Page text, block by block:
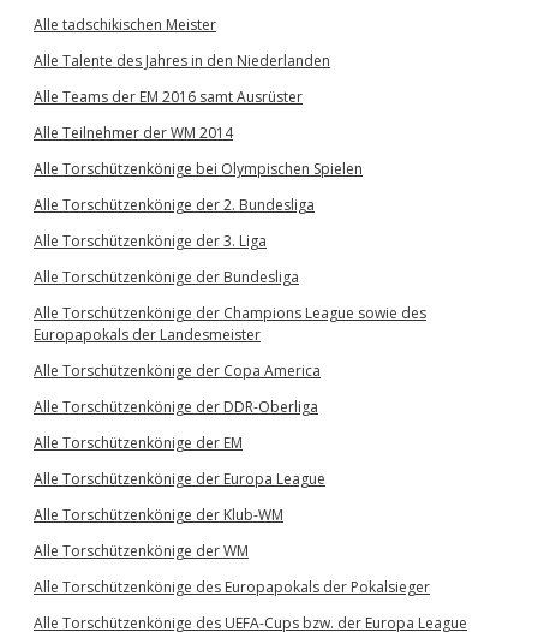
Alle tadschikischen Meister
Alle Talente des Jahres in den Niederlanden
Alle Teams der EM 2016 samt Ausrüster
Alle Teilnehmer der WM 2014
Alle Torschützenkönige bei Olympischen Spielen
Alle Torschützenkönige der 2. Bundesliga
Alle Torschützenkönige der 3. Liga
Alle Torschützenkönige der Bundesliga
Alle Torschützenkönige der Champions League sowie des
Europapokals der Landesmeister
Alle Torschützenkönige der Copa America
Alle Torschützenkönige der DDR-Oberliga
Alle Torschützenkönige der EM
Alle Torschützenkönige der Europa League
Alle Torschützenkönige der Klub-WM
Alle Torschützenkönige der WM
Alle Torschützenkönige des Europapokals der Pokalsieger
Alle Torschützenkönige des UEFA-Cups bzw. der Europa League